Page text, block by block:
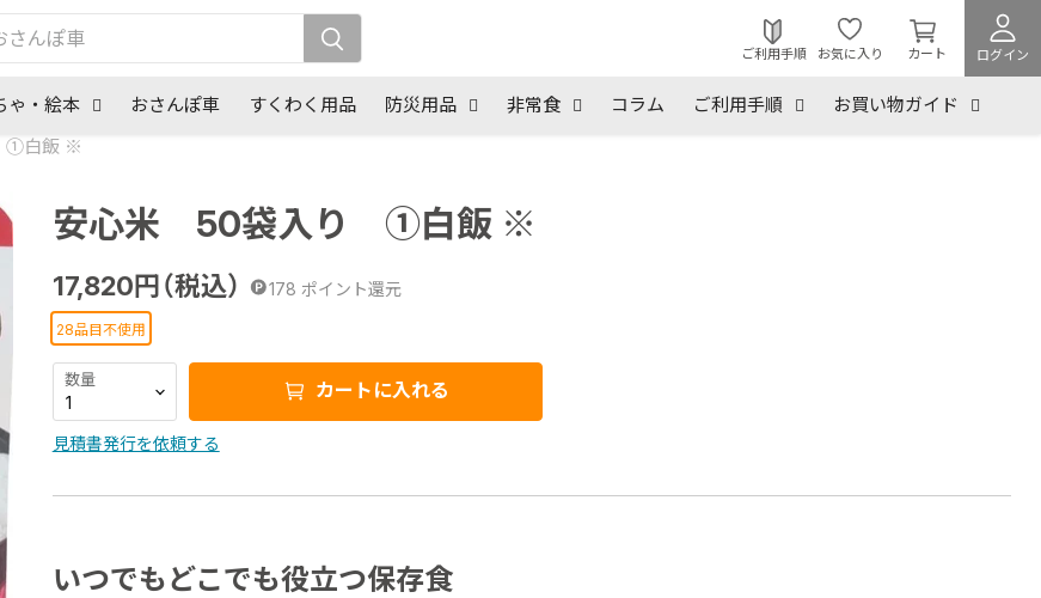
ご利用手順 お気に入り カート
カ
ー
を
ログイン
ゃ・絵本 おさんぽ車 すくわく用品 防災用品 非常食 コラム ご利用手順
お買い物ガイド
①白飯 ※
安心米 50袋入り ①白飯 ※
17,820円（税込） 178 ポイント還元
28品目不使用
数量 カートに入れる
見積書発行を依頼する
いつでもどこでも役立つ保存食